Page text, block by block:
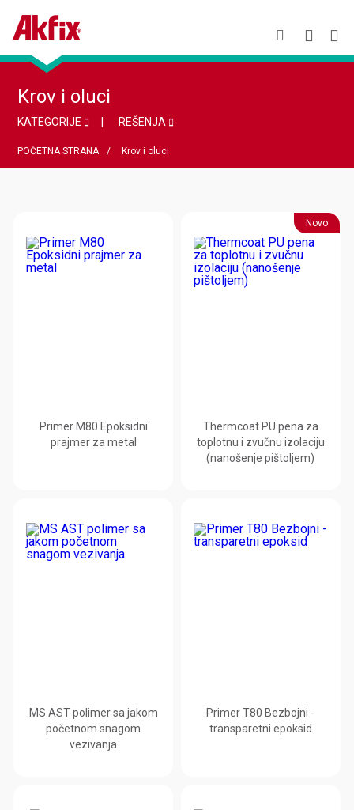
Krov i oluci
KATEGORIJE REŠENJA
POČETNA STRANA Krov i oluci
Primer M80 Epoksidni
prajmer za metal
Novo
Thermcoat PU pena za
toplotnu i zvučnu izolaciju
(nanošenje pištoljem)
MS AST polimer sa jakom
početnom snagom
vezivanja
Primer T80 Bezbojni -
transparetni epoksid